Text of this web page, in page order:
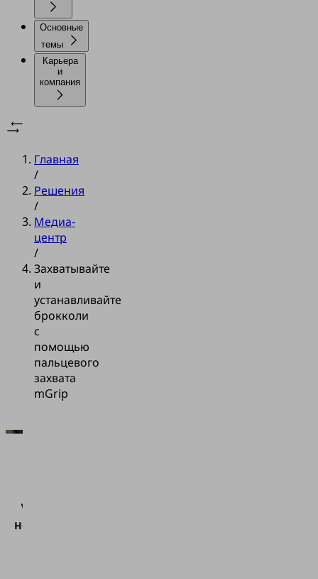
Основные
темы
Карьера
и
компания
Главная
/
Решения
/
Медиа-
центр
/
Захватывайте
и
устанавливайте
брокколи
с
помощью
пальцевого
захвата
mGrip
Vimeo нам
необходимо